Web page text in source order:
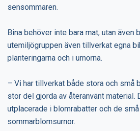
sensommaren.
Bina behöver inte bara mat, utan även
utemiljögruppen även tillverkat egna
planteringarna och i urnorna.
– Vi har tillverkat både stora och små
stor del gjorda av återanvänt material.
utplacerade i blomrabatter och de
sommarblomsurnor.